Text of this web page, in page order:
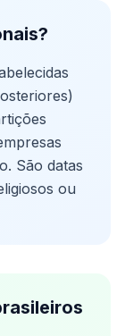
São datas
ou